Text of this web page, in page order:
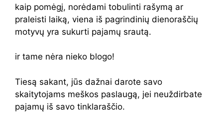
kaip pomėgį, norėdami tobulinti rašymą ar
praleisti laiką, viena iš pagrindinių dienoraščių
motyvų yra sukurti pajamų srautą.
ir tame nėra nieko blogo!
Tiesą sakant, jūs dažnai darote savo
skaitytojams meškos paslaugą, jei neuždirbate
pajamų iš savo tinklaraščio.